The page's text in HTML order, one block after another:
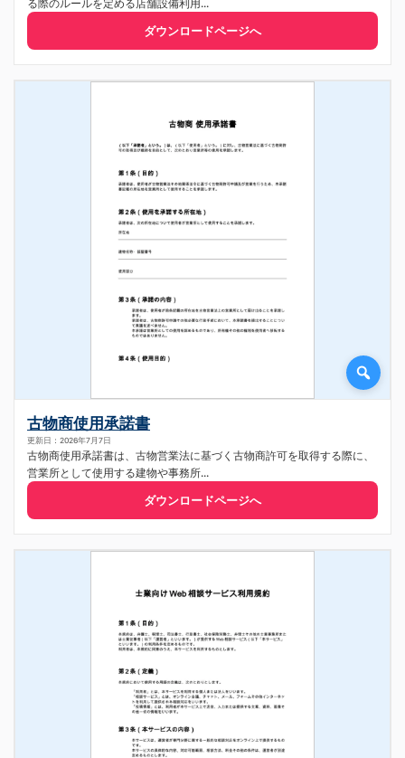
る際のルールを定める店舗設備利用...
ダウンロードページへ
古物商使用承諾書
更新日：2026年7月7日
古物商使用承諾書は、古物営業法に基づく古物商許可を取得する際に、
営業所として使用する建物や事務所...
ダウンロードページへ